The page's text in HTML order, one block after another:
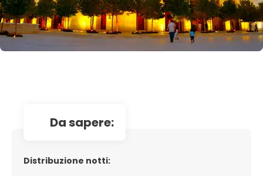
da sapere:
Distribuzione notti: